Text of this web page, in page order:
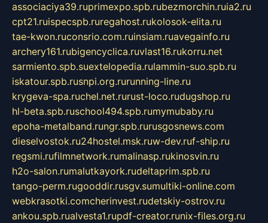
associaciya39.ruprimexpo.spb.rubezmorchin.ruia2.ru
cpt21.ruispecspb.ruregahost.rukolosok-elita.ru
tae-kwon.ruconsrio.com.ruinsiam.ruavegainfo.ru
archery161.rubigencyclica.ruvlast16.rukorru.net
sarmiento.spb.suextelopedia.rulammin-suo.spb.ru
iskatour.spb.rusnpi.org.rurunning-line.ru
krygeva-spa.ruchel.net.rurust-loco.rudugshop.ru
hl-beta.spb.ruschool494.spb.rumymubaby.ru
epoha-metalband.rungr.spb.rurusgosnews.com
dieselvostok.ru24hostel.msk.ruw-dev.ruf-ship.ru
regsmi.rufilmnetwork.rumalinasp.rukinosvin.ru
h2o-salon.rumalutkayork.rudeltaprim.spb.ru
tango-perm.rugooddir.rusgv.sumultiki-online.com
webkrasotki.comcherinvest.rudetskiy-ostrov.ru
ankou.spb.rualvesta1.rupdf-creator.runix-files.org.ru